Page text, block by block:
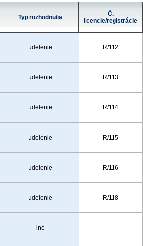
Typ rozhodnutia
Č.
licencie/registrácie
udelenie R/112
udelenie R/113
udelenie R/114
udelenie R/115
udelenie R/116
udelenie R/118
iné -